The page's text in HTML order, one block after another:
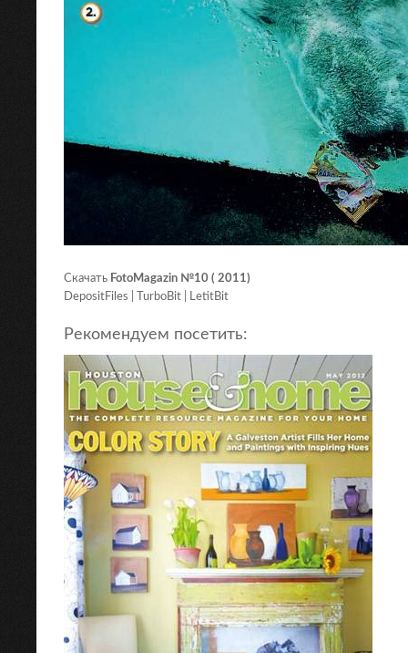
Скачать FotoMagazin №10 ( 2011)
DepositFiles | TurboBit | LetitBit
Рекомендуем посетить: